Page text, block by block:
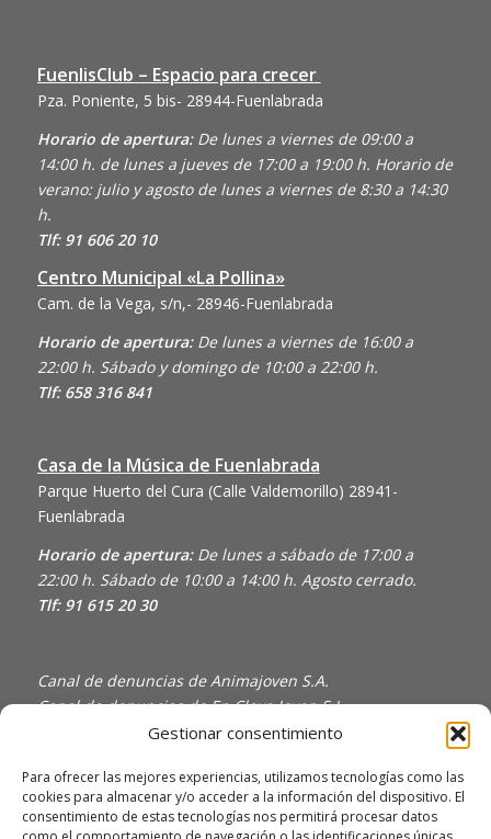
Gestionar consentimiento
Para ofrecer las mejores experiencias, utilizamos tecnologías como las
cookies para almacenar y/o acceder a la información del dispositivo. El
consentimiento de estas tecnologías nos permitirá procesar datos
FuenlisClub – Espacio para crecer
Pza. Poniente, 5 bis- 28944-Fuenlabrada
Horario de apertura:De lunes a viernes de 09:00 a
14:00 h. de lunes a jueves de 17:00 a 19:00 h. Horario de
verano: julio y agosto de lunes a viernes de 8:30 a 14:30
h.
Tlf: 91 606 20 10
Centro Municipal «La Pollina»
Cam. de la Vega, s/n,- 28946-Fuenlabrada
Horario de apertura: De lunes a viernes de 16:00 a
22:00 h. Sábado y domingo de 10:00 a 22:00 h.
Tlf: 658 316 841
Casa de la Música de Fuenlabrada
Parque Huerto del Cura (Calle Valdemorillo) 28941-
Fuenlabrada
Horario de apertura: De lunes a sábado de 17:00 a
22:00 h. Sábado de 10:00 a 14:00 h. Agosto cerrado.
Tlf: 91 615 20 30
Canal de denuncias de Animajoven S.A.
Canal de denuncias de En Clave Joven S.L.
Política de Privacidad y Uso de Cookies
Política de calidad